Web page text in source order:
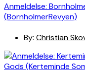
Anmeldelse:
(BornholmerRevyen)
By: Christian